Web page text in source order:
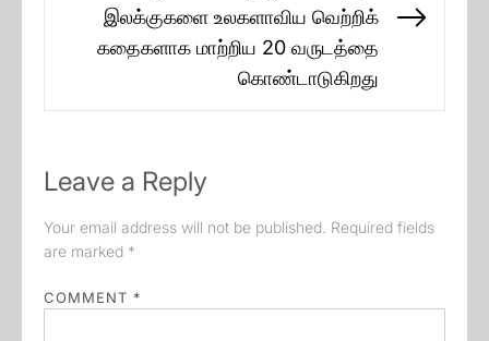
இலக்குகளை உலகளாவிய வெற்றிக்
கதைகளாக மாற்றிய 20 வருடத்தை
கொண்டாடுகிறது
Leave a Reply
Your email address will not be published. Required fields
are marked *
COMMENT *